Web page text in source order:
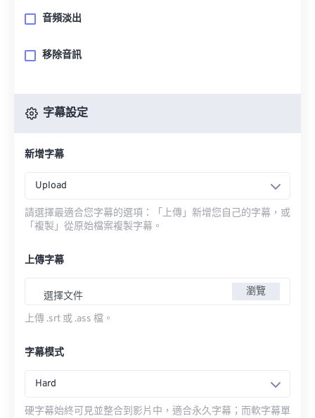
音頻淡出
移除音訊
字幕設定
新增字幕
Upload
請選擇最適合您字幕的選項：「上傳」新增您自己的字幕，或
「複製」從原始檔案複製字幕。
上傳字幕
選擇文件 瀏覽
上傳 .srt 或 .ass 檔。
字幕模式
Hard
硬字幕始終可見並整合到影片中，適合永久字幕；而軟字幕單